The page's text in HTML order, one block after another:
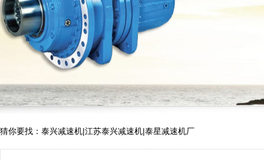
猜你要找：泰兴减速机|江苏泰兴减速机|泰星减速机厂